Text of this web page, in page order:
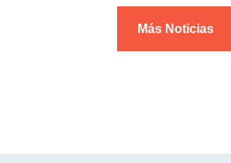
Más Noticias